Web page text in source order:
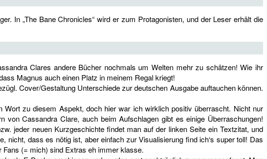
In „The Bane Chronicles“ wird er zum Protagonisten, und der Leser erhält die
Clares andere Bücher nochmals um Welten mehr zu schätzen! Wie ihr
Magnus auch einen Platz in meinem Regal kriegt!
Cover/Gestaltung Unterschiede zur deutschen Ausgabe auftauchen können.
zu diesem Aspekt, doch hier war ich wirklich positiv überrascht. Nicht nur
Cassandra Clare, auch beim Aufschlagen gibt es einige Überraschungen!
jeder neuen Kurzgeschichte findet man auf der linken Seite ein Textzitat, und
nicht, dass es nötig ist, aber einfach zur Visualisierung find ich‘s super toll! Das
(= mich) sind Extras eh immer klasse.